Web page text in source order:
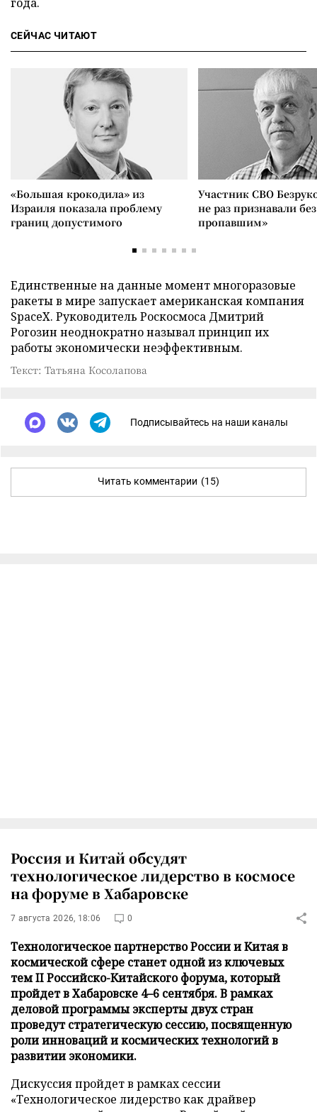
СЕЙЧАС ЧИТАЮТ
«Большая крокодила» из
Израиля показала проблему
границ допустимого
Участник СВО
не раз признавали
пропавшим»
Единственные на данные момент многоразовые
ракеты в мире запускает американская компания
SpaceX. Руководитель Роскосмоса Дмитрий
Рогозин неоднократно называл принцип их
работы экономически неэффективным.
Текст: Татьяна Косолапова
Подписывайтесь на наши каналы
Читать комментарии (15)
Россия и Китай обсудят
технологическое лидерство в космосе
на форуме в Хабаровске
7 августа 2026, 18:06 0
Технологическое партнерство России и Китая в
космической сфере станет одной из ключевых
тем II Российско-Китайского форума, который
пройдет в Хабаровске 4–6 сентября. В рамках
деловой программы эксперты двух стран
проведут стратегическую сессию, посвященную
роли инноваций и космических технологий в
развитии экономики.
Дискуссия пройдет в рамках сессии
«Технологическое лидерство как драйвер